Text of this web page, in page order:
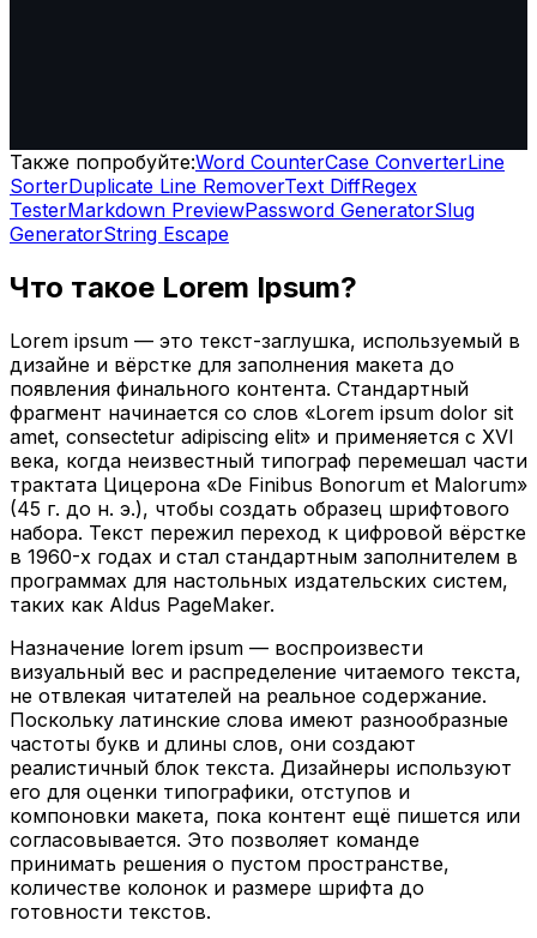
Также попробуйте:Word CounterCase ConverterLine
SorterDuplicate Line RemoverText DiffRegex
TesterMarkdown PreviewPassword GeneratorSlug
GeneratorString Escape
Что такое Lorem Ipsum?
Lorem ipsum — это текст-заглушка, используемый в
дизайне и вёрстке для заполнения макета до
появления финального контента. Стандартный
фрагмент начинается со слов «Lorem ipsum dolor sit
amet, consectetur adipiscing elit» и применяется с XVI
века, когда неизвестный типограф перемешал части
трактата Цицерона «De Finibus Bonorum et Malorum»
(45 г. до н. э.), чтобы создать образец шрифтового
набора. Текст пережил переход к цифровой вёрстке
в 1960-х годах и стал стандартным заполнителем в
программах для настольных издательских систем,
таких как Aldus PageMaker.
Назначение lorem ipsum — воспроизвести
визуальный вес и распределение читаемого текста,
не отвлекая читателей на реальное содержание.
Поскольку латинские слова имеют разнообразные
частоты букв и длины слов, они создают
реалистичный блок текста. Дизайнеры используют
его для оценки типографики, отступов и
компоновки макета, пока контент ещё пишется или
согласовывается. Это позволяет команде
принимать решения о пустом пространстве,
количестве колонок и размере шрифта до
готовности текстов.